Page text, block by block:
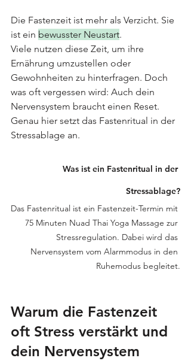
Die Fastenzeit ist mehr als Verzicht. Sie
ist ein bewusster Neustart.
Viele nutzen diese Zeit, um ihre
Ernährung umzustellen oder
Gewohnheiten zu hinterfragen. Doch
was oft vergessen wird: Auch dein
Nervensystem braucht einen Reset.
Genau hier setzt das Fastenritual in der
Stressablage an.
Was ist ein Fastenritual in der
Stressablage?
Das Fastenritual ist ein Fastenzeit-Termin mit
75 Minuten Nuad Thai Yoga Massage zur
Stressregulation. Dabei wird das
Nervensystem vom Alarmmodus in den
Ruhemodus begleitet.
Warum die Fastenzeit
oft Stress verstärkt und
dein Nervensystem